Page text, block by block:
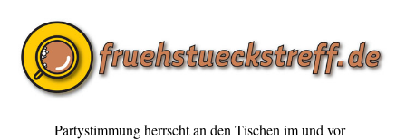
Partystimmung herrscht an den Tischen im und vor